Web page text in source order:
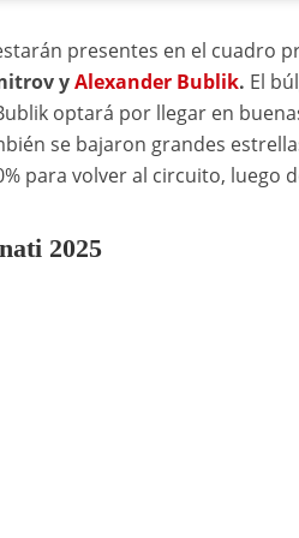
presentes en el cuadro
yAlexander Bublik. El
optará por llegar en
se bajaron grandes
para volver al circuito, luego
2025